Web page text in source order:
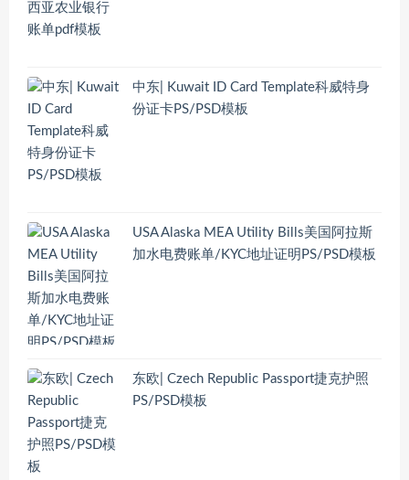
中东| Kuwait ID Card Template科威特身
份证卡PS/PSD模板
USA Alaska MEA Utility Bills美国阿拉斯
加水电费账单/KYC地址证明PS/PSD模板
东欧| Czech Republic Passport捷克护照
PS/PSD模板